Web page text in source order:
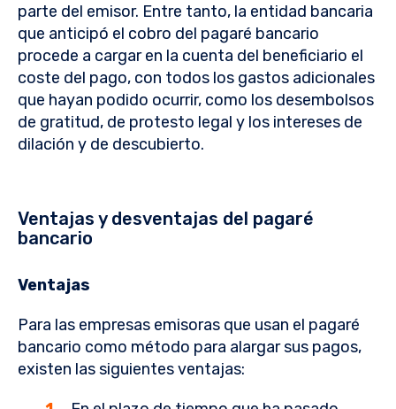
parte del emisor. Entre tanto, la entidad bancaria
que anticipó el cobro del pagaré bancario
procede a cargar en la cuenta del beneficiario el
coste del pago, con todos los gastos adicionales
que hayan podido ocurrir, como los desembolsos
de gratitud, de protesto legal y los intereses de
dilación y de descubierto.
Ventajas y desventajas del pagaré
bancario
Ventajas
Para las empresas emisoras que usan el pagaré
bancario como método para alargar sus pagos,
existen las siguientes ventajas: